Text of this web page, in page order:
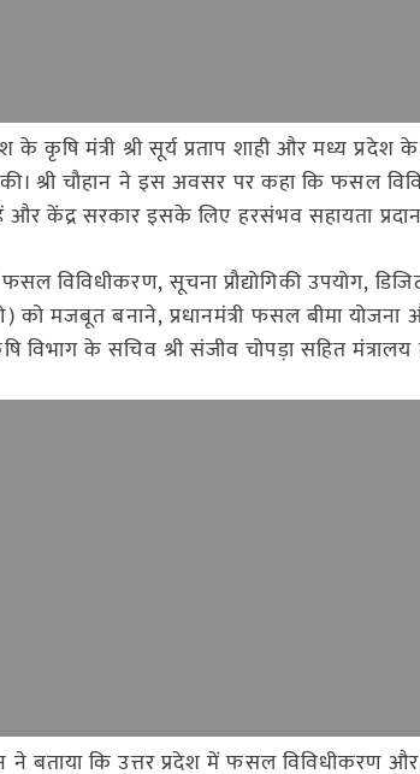
के कृषि मंत्री श्री सूर्य प्रताप शाही और मध्य
की। श्री चौहान ने इस अवसर पर कहा कि फसल
केंद्र सरकार इसके लिए हरसंभव सहायता
विविधीकरण, सूचना प्रौद्योगिकी उपयोग,
मजबूत बनाने, प्रधानमंत्री फसल बीमा योजना
विभाग के सचिव श्री संजीव चोपड़ा सहित मंत्रालय
ने बताया कि उत्तर प्रदेश में फसल विविधीकरण